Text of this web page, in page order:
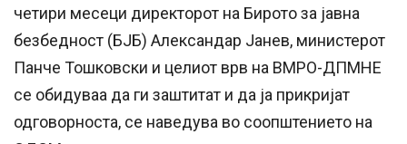
четири месеци директорот на Бирото за јавна
безбедност (БЈБ) Александар Јанев, министерот
Панче Тошковски и целиот врв на ВМРО-ДПМНЕ
се обидуваа да ги заштитат и да ја прикријат
одговорноста, се наведува во соопштението на